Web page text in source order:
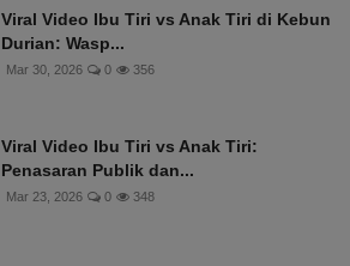
Viral Video Ibu Tiri vs Anak Tiri di Kebun
Durian: Wasp...
Mar 30, 2026 0 356
Viral Video Ibu Tiri vs Anak Tiri:
Penasaran Publik dan...
Mar 23, 2026 0 348